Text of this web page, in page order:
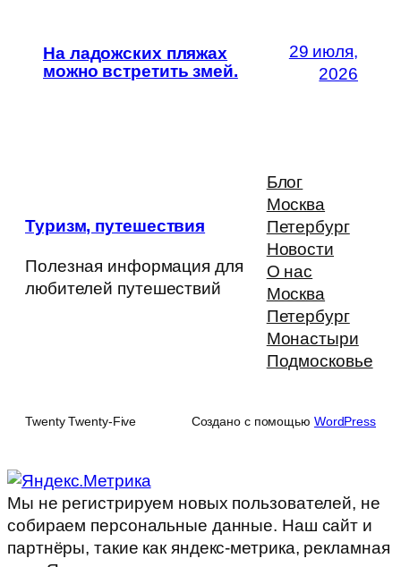
На ладожских пляжах
можно встретить змей.
29 июля,
2026
Туризм, путешествия
Полезная информация для
любителей путешествий
Блог
Москва
Петербург
Новости
О нас
Москва
Петербург
Монастыри
Подмосковье
Twenty Twenty-Five Создано с помощью WordPress
Мы не регистрируем новых пользователей, не
собираем персональные данные. Наш сайт и
партнёры, такие как яндекс-метрика, рекламная